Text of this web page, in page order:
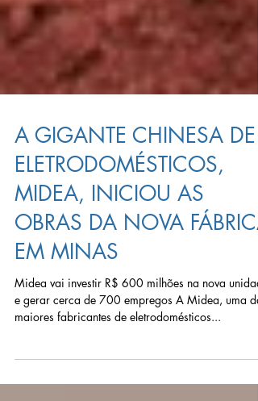
A GIGANTE CHINESA DE
ELETRODOMÉSTICOS,
MIDEA, INICIOU AS
OBRAS DA NOVA FÁBRICA
EM MINAS
Midea vai investir R$ 600 milhões na nova